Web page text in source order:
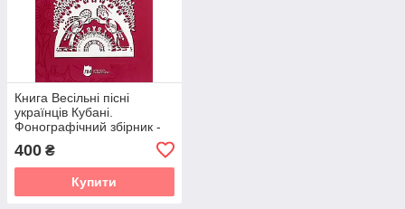
Книга Весільні пісні
українців Кубані.
Фонографічний збірник -
400 ₴
Купити